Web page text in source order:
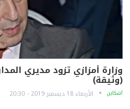
وزارة أمزازي تزود مديري
(وثيقة)
آشكاين الأربعاء 18 ديسمبر 2019 - 20:30